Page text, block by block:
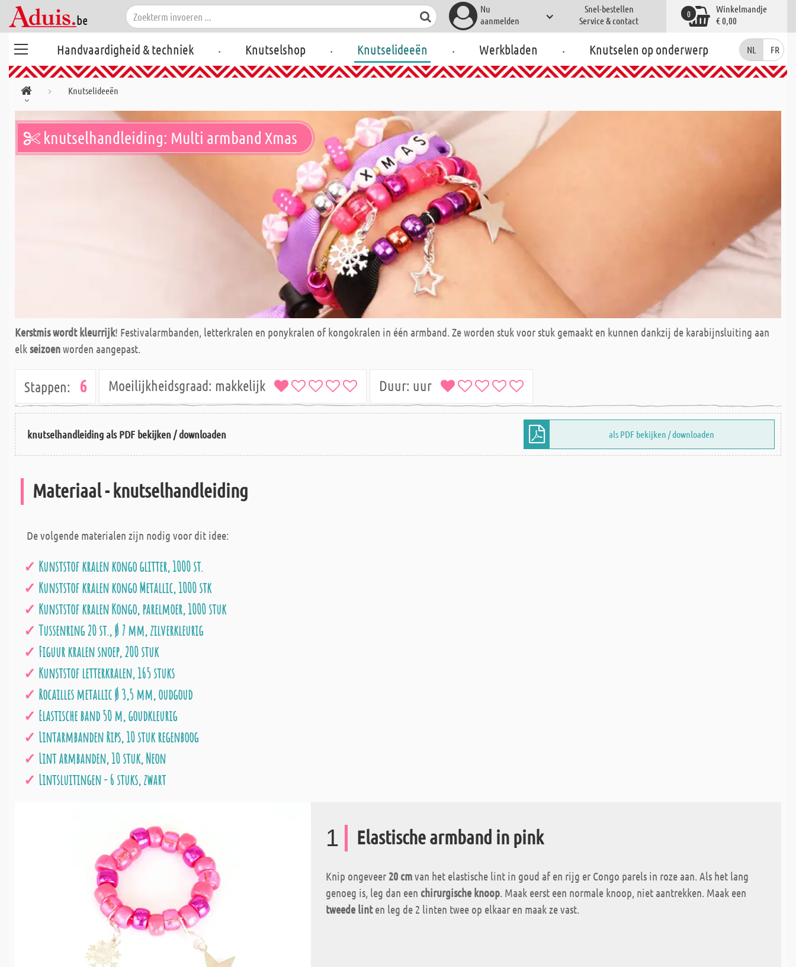
Nu
aanmelden
Snel-bestellen
Service & contact
Winkelmandje
€ 0,00
0
Handvaardigheid & techniek . Knutselshop . Knutselideeën . Werkbladen . Knutselen op onderwerp NL FR
Knutselideeën
knutselhandleiding: Multi armband Xmas
Kerstmis wordt kleurrijk! Festivalarmbanden, letterkralen en ponykralen of kongokralen in één armband. Ze worden stuk voor stuk gemaakt en kunnen dankzij de karabijnsluiting aan
elkseizoenworden aangepast.
Stappen: 6 Moeilijkheidsgraad: makkelijk Duur: uur
knutselhandleiding als PDF bekijken / downloaden als PDF bekijken / downloaden
Materiaal - knutselhandleiding
De volgende materialen zijn nodig voor dit idee:
Kunststof kralen kongo glitter, 1000 st.
Kunststof kralen kongo Metallic, 1000 stk
Kunststof kralen Kongo, parelmoer, 1000 stuk
Tussenring 20 st., Ø 7 mm, zilverkleurig
Figuur kralen snoep, 200 stuk
Kunststof letterkralen, 165 stuks
Rocailles metallic Ø 3,5 mm, oudgoud
Elastische band 50 m, goudkleurig
Lintarmbanden Rips, 10 stuk regenboog
Lint armbanden, 10 stuk, Neon
Lintsluitingen - 6 stuks, zwart
1 Elastische armband in pink
Knip ongeveer 20 cmvan het elastische lint in goud af en rijg er Congo parels in roze aan. Als het lang
genoeg is, leg dan een chirurgische knoop. Maak eerst een normale knoop, niet aantrekken. Maak een
tweede linten leg de 2 linten twee op elkaar en maak ze vast.